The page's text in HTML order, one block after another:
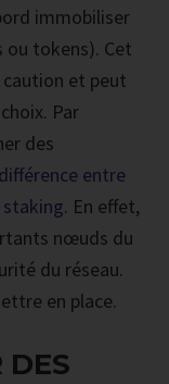
immobiliser
ou tokens). Cet
et peut
Par
des
différence entre
. En effet,
nœuds du
du réseau.
en place.
DES